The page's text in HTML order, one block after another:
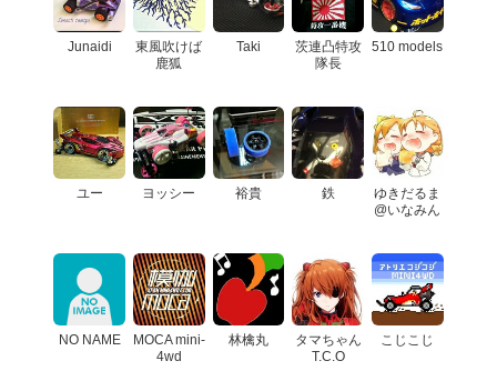
Junaidi
東風吹けば
鹿狐
Taki
茨連凸特攻
隊長
510 models
ユー ヨッシー 裕貴 鉄
ゆきだるま
@いなみん
NO NAME
MOCA mini-
4wd
林檎丸
タマちゃん
T.C.O
こじこじ